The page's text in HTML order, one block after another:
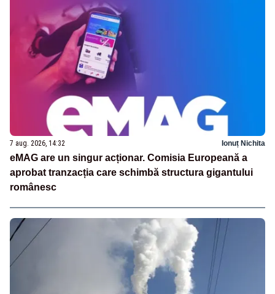
7 aug. 2026, 14:32 Ionuț Nichita
eMAG are un singur acționar. Comisia Europeană a
aprobat tranzacția care schimbă structura gigantului
românesc